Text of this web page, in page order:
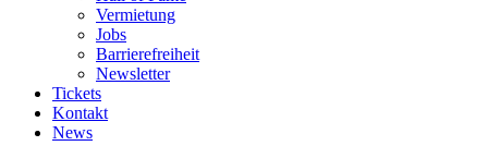
Vermietung
Jobs
Barrierefreiheit
Newsletter
Tickets
Kontakt
News